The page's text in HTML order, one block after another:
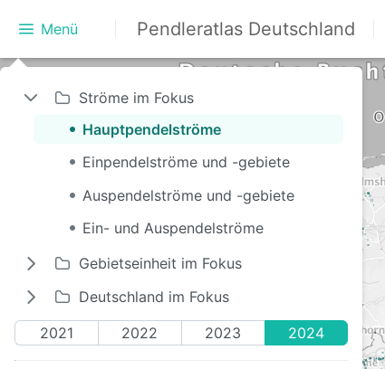
Menü Pendleratlas Deutschland
Ströme im Fokus
Hauptpendelströme
Einpendelströme und -gebiete
Auspendelströme und -gebiete
Ein- und Auspendelströme
Gebietseinheit im Fokus
Deutschland im Fokus
2021 2022 2023 2024